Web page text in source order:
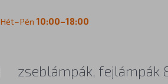
Hét–Pén 10:00–18:00
zseblámpák, fejlámpák